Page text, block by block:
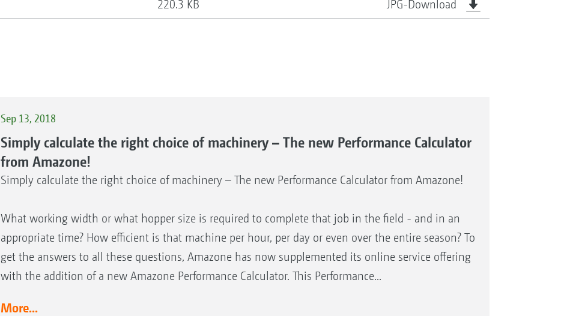
220.3 KB JPG-Download
Sep 13, 2018
Simply calculate the right choice of machinery – The new Performance Calculator
from Amazone!
Simply calculate the right choice of machinery – The new Performance Calculator from Amazone!
What working width or what hopper size is required to complete that job in the field - and in an
appropriate time? How efficient is that machine per hour, per day or even over the entire season? To
get the answers to all these questions, Amazone has now supplemented its online service offering
with the addition of a new Amazone Performance Calculator. This Performance...
More...